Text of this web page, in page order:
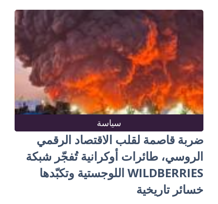
سياسة
ضربة قاصمة لقلب الاقتصاد الرقمي
الروسي، طائرات أوكرانية تُفجّر شبكة
WILDBERRIES اللوجستية وتكبّدها
خسائر تاريخية